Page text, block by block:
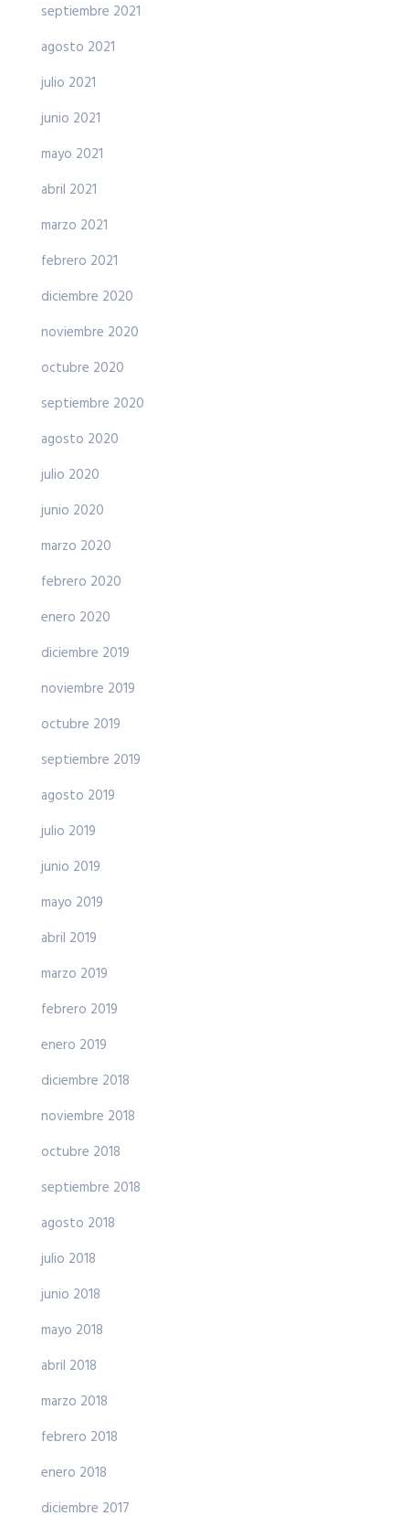
septiembre 2021
agosto 2021
julio 2021
junio 2021
mayo 2021
abril 2021
marzo 2021
febrero 2021
diciembre 2020
noviembre 2020
octubre 2020
septiembre 2020
agosto 2020
julio 2020
junio 2020
marzo 2020
febrero 2020
enero 2020
diciembre 2019
noviembre 2019
octubre 2019
septiembre 2019
agosto 2019
julio 2019
junio 2019
mayo 2019
abril 2019
marzo 2019
febrero 2019
enero 2019
diciembre 2018
noviembre 2018
octubre 2018
septiembre 2018
agosto 2018
julio 2018
junio 2018
mayo 2018
abril 2018
marzo 2018
febrero 2018
enero 2018
diciembre 2017